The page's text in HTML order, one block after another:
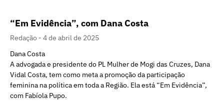
“Em Evidência”, com Dana Costa
Redação
4 de abril de 2025
Dana Costa
A advogada e presidente do PL Mulher de Mogi das Cruzes, Dana
Vidal Costa, tem como meta a promoção da participação
feminina na política em toda a Região. Ela está “Em Evidência”,
com Fabíola Pupo.